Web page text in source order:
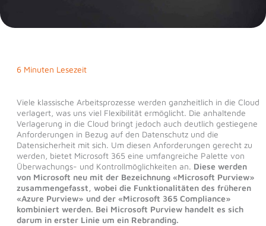
6 Minuten Lesezeit
Viele klassische Arbeitsprozesse werden ganzheitlich in die Cloud
verlagert, was uns viel Flexibilität ermöglicht. Die anhaltende
Verlagerung in die Cloud bringt jedoch auch deutlich gestiegene
Anforderungen in Bezug auf den Datenschutz und die
Datensicherheit mit sich. Um diesen Anforderungen gerecht zu
werden, bietet Microsoft 365 eine umfangreiche Palette von
Überwachungs- und Kontrollmöglichkeiten an. Diese werden
von Microsoft neu mit der Bezeichnung «Microsoft Purview»
zusammengefasst, wobei die Funktionalitäten des früheren
«Azure Purview» und der «Microsoft 365 Compliance»
kombiniert werden. Bei Microsoft Purview handelt es sich
darum in erster Linie um ein Rebranding.